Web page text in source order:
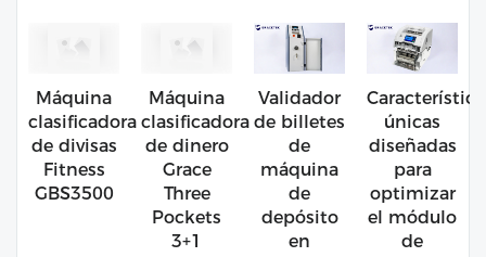
Máquina
clasificadora
de divisas
Fitness
GBS3500
Máquina
clasificadora
de dinero
Grace
Three
Pockets
3+1
Validador
de billetes
de
máquina
de
depósito
en
únicas
diseñadas
para
optimizar
el módulo
de